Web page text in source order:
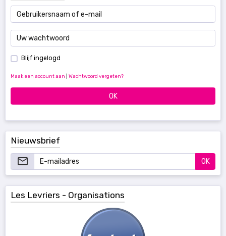
Blijf ingelogd
Maak een account aan Wachtwoord vergeten?
OK
Nieuwsbrief
OK
Les Levriers - Organisations